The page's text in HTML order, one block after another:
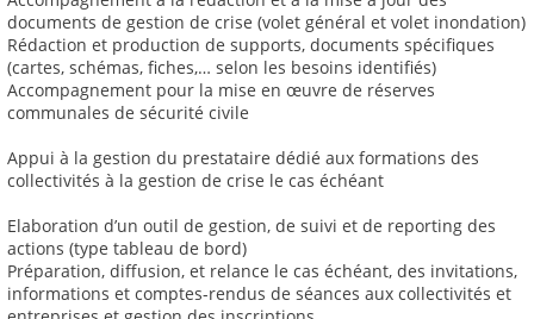
documents de gestion de crise (volet général et volet inondation)
Rédaction et production de supports, documents spécifiques
(cartes, schémas, fiches,… selon les besoins identifiés)
Accompagnement pour la mise en œuvre de réserves
communales de sécurité civile
Appui à la gestion du prestataire dédié aux formations des
collectivités à la gestion de crise le cas échéant
Elaboration d’un outil de gestion, de suivi et de reporting des
actions (type tableau de bord)
Préparation, diffusion, et relance le cas échéant, des invitations,
informations et comptes-rendus de séances aux collectivités et